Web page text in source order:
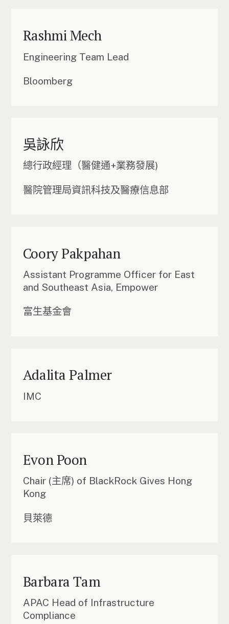
Rashmi Mech
Engineering Team Lead
Bloomberg
吳詠欣
總行政經理（醫健通+業務發展)
醫院管理局資訊科技及醫療信息部
Coory Pakpahan
Assistant Programme Officer for East
and Southeast Asia, Empower
富生基金會
Adalita Palmer
IMC
Evon Poon
Chair (主席) of BlackRock Gives Hong
Kong
貝萊德
Barbara Tam
APAC Head of Infrastructure
Compliance